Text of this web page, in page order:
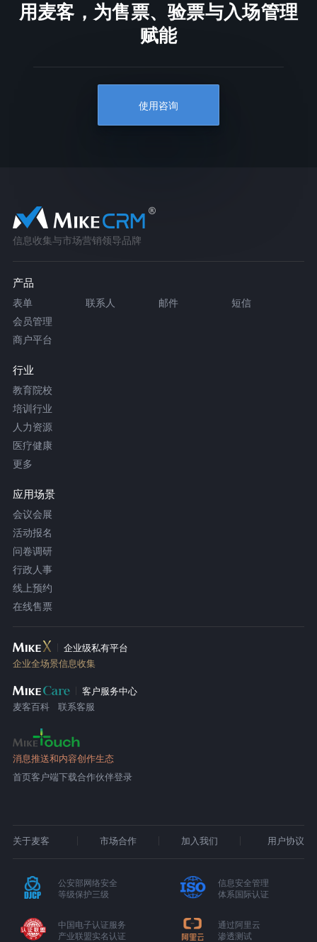
用麦客，为售票、验票与入场管理
赋能
使用咨询
信息收集与市场营销领导品牌
产品
表单 联系人 邮件
短信
会员管理
商户平台
行业
教育院校
培训行业
人力资源
医疗健康
更多
应用场景
会议会展
活动报名
问卷调研
行政人事
线上预约
在线售票
企业级私有平台
企业全场景信息收集
客户服务中心
麦客百科
联系客服
消息推送和内容创作生态
首页客户端下载合作伙伴登录
关于麦客 市场合作 加入我们 用户协议
公安部网络安全
等级保护三级
信息安全管理
体系国际认证
中国电子认证服务
产业联盟实名认证
通过阿里云
渗透测试